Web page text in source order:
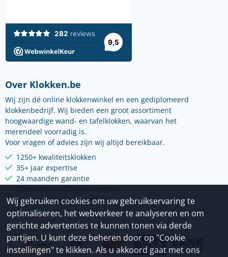
Over Klokken.be
Wij zijn dé online klokkenwinkel en een gediplomeerd
klokkenbedrijf. Wij bieden een groot assortiment
hoogwaardige wand- en tafelklokken, waarvan het
merendeel voorradig is.
Voor vragen of advies zijn wij altijd bereikbaar.
1250+ kwaliteitsklokken
35+ jaar expertise
24 maanden garantie
Gratis verzending vanaf €75
Betaalmethoden
Wij gebruiken cookies om uw gebruikservaring te
optimaliseren, het webverkeer te analyseren en om
gerichte advertenties te kunnen tonen via derde
partijen. U kunt deze beheren door op "Cookie
instellingen" te klikken. Als u akkoord gaat met ons